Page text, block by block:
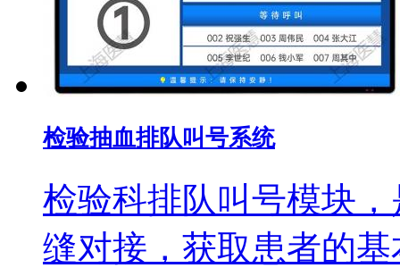
检验抽血排队叫号系统
检验科排队叫号模块
缝对接，获取患者的